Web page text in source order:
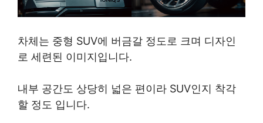
차체는 중형 SUV에 버금갈 정도로 크며 디자인
로 세련된 이미지입니다.
내부 공간도 상당히 넓은 편이라 SUV인지 착각
할 정도 입니다.